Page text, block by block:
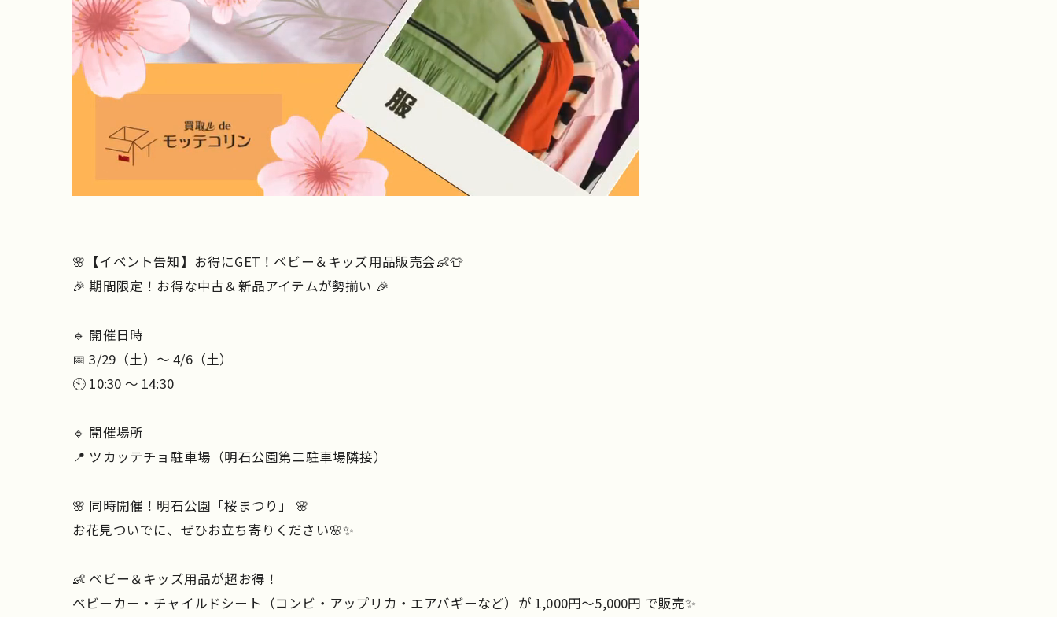
🌸【イベント告知】お得にGET！ベビー＆キッズ用品販売会👶👕
🎉 期間限定！お得な中古＆新品アイテムが勢揃い 🎉
🔹 開催日時
📅 3/29（土）～ 4/6（土）
🕙 10:30 ～ 14:30
🔹 開催場所
📍 ツカッテチョ駐車場（明石公園第二駐車場隣接）
🌸 同時開催！明石公園「桜まつり」 🌸
お花見ついでに、ぜひお立ち寄りください🌸✨
👶 ベビー＆キッズ用品が超お得！
ベビーカー・チャイルドシート（コンビ・アップリカ・エアバギーなど）が 1,000円～5,000円 で販売✨